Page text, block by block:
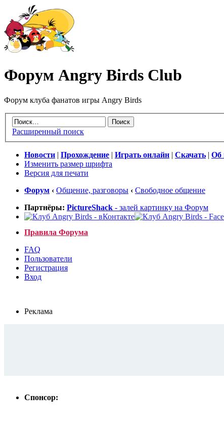
Форум Angry Birds Club
Форум клуба фанатов игры Angry Birds
Расширенный поиск
Новости Прохождение Играть онлайн Скачать Об
Изменить размер шрифта
Версия для печати
Форум ‹ Общение, разговоры ‹ Свободное общение
Партнёры: PictureShack - залей картинку на Форум
Правила Форума
FAQ
Пользователи
Регистрация
Вход
Реклама
Спонсор: